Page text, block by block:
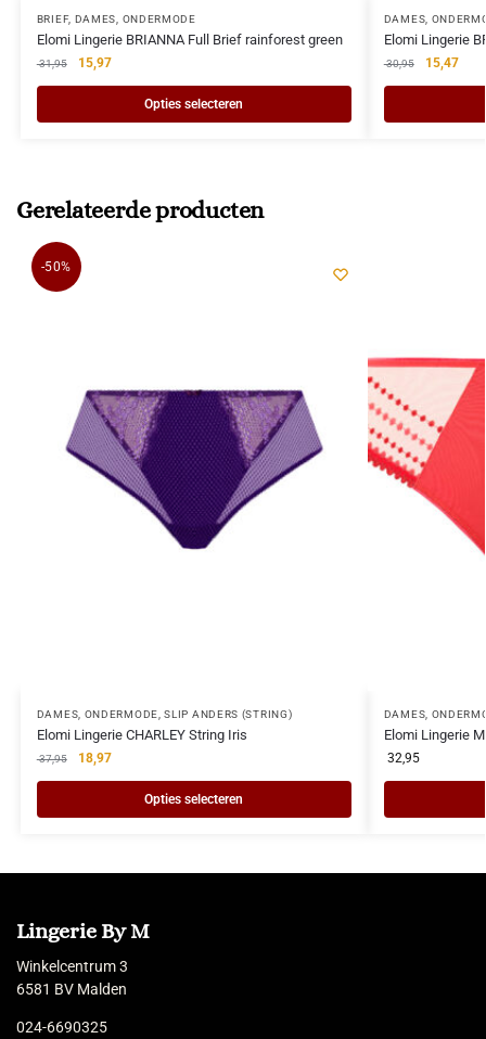
BRIEF, DAMES ONDERMODE
Elomi Lingerie BRIANNA Full Brief rainforest green
31,95 15,97
Opties selecteren
DAMES
Elomi Lingerie
30,95 15,47
Gerelateerde producten
-50%
DAMES, ONDERMODE,SLIP ANDERS (STRING)
Elomi Lingerie CHARLEY String Iris
37,95 18,97
Opties selecteren
DAMES,
Elomi Lingerie
32,95
Lingerie By M
Winkelcentrum 3
6581 BV Malden
024-6690325